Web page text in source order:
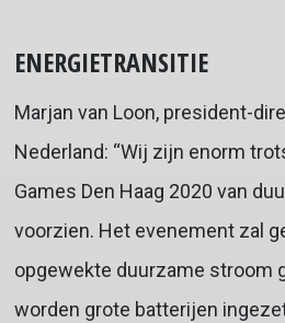
ENERGIETRANSITIE
Marjan van Loon, president-
Nederland: “Wij zijn enorm
Games Den Haag 2020 van
voorzien. Het evenement zal
opgewekte duurzame stroom
worden grote batterijen